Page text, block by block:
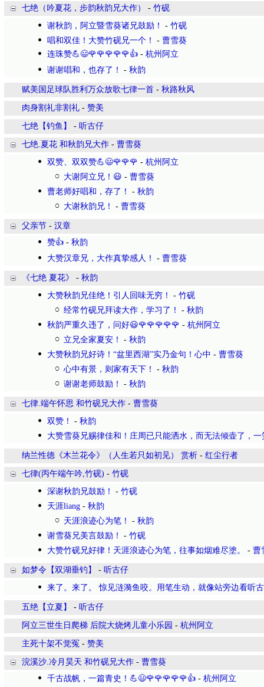
七绝（吟夏花，步韵秋韵兄大作） - 竹砚
谢秋韵，阿立暨雪葵诸兄鼓励！
- 竹砚
唱和双佳！大赞竹砚兄一个！
- 曹雪葵
连珠赞💪😃🌹🌹🌹🌹🌹👍 - 杭州阿立
谢谢唱和，也存了！
- 秋韵
赋美国足球队胜利万众放歌七律一首 - 秋路秋风
肉身割礼非割礼 - 赞美
七绝【钓鱼】 - 听古仔
七绝.夏花 和秋韵兄大作 - 曹雪葵
双赞、双双赞💪😃🌹🌹🌹 - 杭州阿立
大谢阿立兄！😃 - 曹雪葵
曹老师好唱和，存了！
- 秋韵
大谢秋韵兄！
- 曹雪葵
父亲节 - 汉章
赞👍 - 秋韵
大赞汉章兄，大作真挚感人！
- 曹雪葵
《七绝 夏花》 - 秋韵
大赞秋韵兄佳绝！引人回味无穷！
- 竹砚
经常竹砚兄拜读大作，学习了！
- 秋韵
秋韵严重久违了，问好😃🌹🌹🌹🌹🌹 - 杭州阿立
立兄全家夏安！
- 秋韵
大赞秋韵兄好诗！“盆里西湖”实乃金句！心中 - 曹雪葵
心中有景，则家有天下！
- 秋韵
谢谢老师鼓励！
- 秋韵
七律.端午怀思 和竹砚兄大作 - 曹雪葵
双赞！
- 秋韵
大赞雪葵兄赐律佳和！庄周已只能洒水，而无法倾壶了，一
纳兰性德《木兰花令》（人生若只如初见） 赏析 - 红尘行者
七律(丙午端午吟,竹砚) - 竹砚
深谢秋韵兄鼓励！
- 竹砚
天涯liang - 秋韵
天涯浪迹心为笔！
- 秋韵
谢雪葵兄美言鼓励！
- 竹砚
大赞竹砚兄好律！天涯浪迹心为笔，往事如烟难尽塗。
- 曹
如梦令【双湖垂钓】 - 听古仔
来了。来了。 惊见涟漪鱼咬。用笔生动，就像站旁边看听
五绝【立夏】 - 听古仔
阿立三世生日爬梯 后院大烧烤儿童小乐园 - 杭州阿立
主死十架不觉冤 - 赞美
浣溪沙.冷月昊天 和竹砚兄大作 - 曹雪葵
千古战帆，一篇青史！💪😃🌹🌹🌹🌹🌹👍 - 杭州阿立